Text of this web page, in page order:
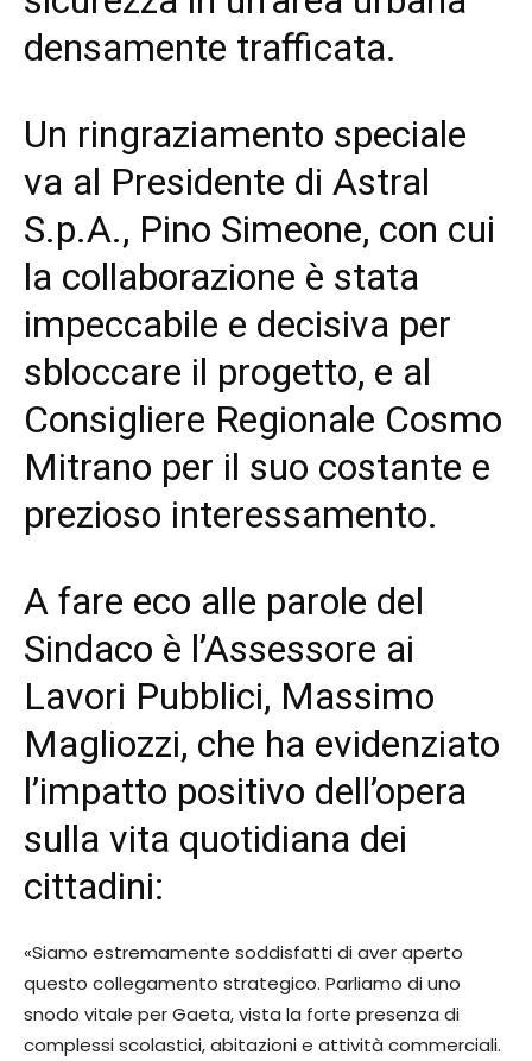
densamente trafficata.
Un ringraziamento speciale
va al Presidente di Astral
S.p.A., Pino Simeone, con cui
la collaborazione è stata
impeccabile e decisiva per
sbloccare il progetto, e al
Consigliere Regionale Cosmo
Mitrano per il suo costante e
prezioso interessamento.
A fare eco alle parole del
Sindaco è l’Assessore ai
Lavori Pubblici, Massimo
Magliozzi, che ha evidenziato
l’impatto positivo dell’opera
sulla vita quotidiana dei
cittadini:
«Siamo estremamente soddisfatti di aver aperto
questo collegamento strategico. Parliamo di uno
snodo vitale per Gaeta, vista la forte presenza di
complessi scolastici, abitazioni e attività commerciali.